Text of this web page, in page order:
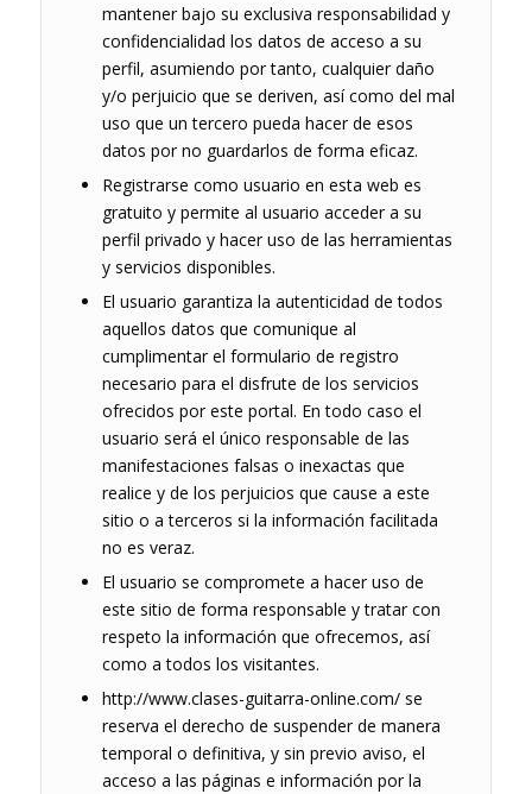
mantener bajo su exclusiva responsabilidad y
confidencialidad los datos de acceso a su
perfil, asumiendo por tanto, cualquier daño
y/o perjuicio que se deriven, así como del mal
uso que un tercero pueda hacer de esos
datos por no guardarlos de forma eficaz.
Registrarse como usuario en esta web es
gratuito y permite al usuario acceder a su
perfil privado y hacer uso de las herramientas
y servicios disponibles.
El usuario garantiza la autenticidad de todos
aquellos datos que comunique al
cumplimentar el formulario de registro
necesario para el disfrute de los servicios
ofrecidos por este portal. En todo caso el
usuario será el único responsable de las
manifestaciones falsas o inexactas que
realice y de los perjuicios que cause a este
sitio o a terceros si la información facilitada
no es veraz.
El usuario se compromete a hacer uso de
este sitio de forma responsable y tratar con
respeto la información que ofrecemos, así
como a todos los visitantes.
http://www.clases-guitarra-online.com/ se
reserva el derecho de suspender de manera
temporal o definitiva, y sin previo aviso, el
acceso a las páginas e información por la